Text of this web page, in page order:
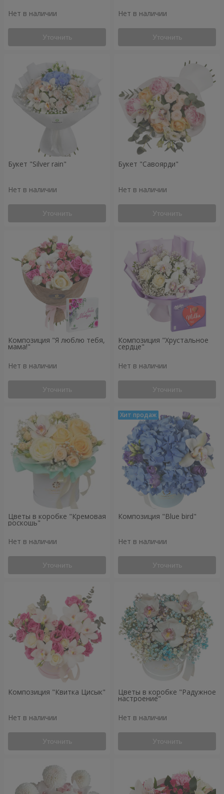
Нет в наличии
Уточнить
Нет в наличии
Уточнить
Букет "Silver rain"
Нет в наличии
Уточнить
Букет "Савоярди"
Нет в наличии
Уточнить
Композиция "Я люблю тебя,
мама!"
Нет в наличии
Уточнить
Композиция "Хрустальное
сердце"
Нет в наличии
Уточнить
Цветы в коробке "Кремовая
роскошь"
Нет в наличии
Уточнить
Композиция "Blue bird"
Нет в наличии
Уточнить
Композиция "Квитка Цисык"
Нет в наличии
Уточнить
Цветы в коробке "Радужное
настроение"
Нет в наличии
Уточнить